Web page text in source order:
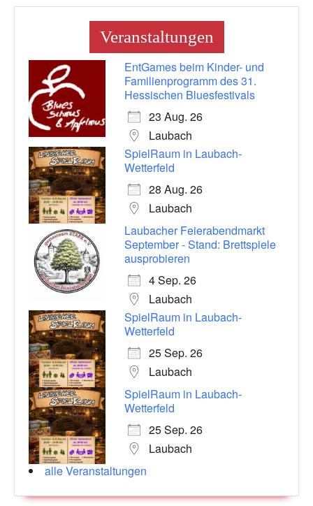
Veranstaltungen
EntGames beim Kinder- und
Familienprogramm des 31.
Hessischen Bluesfestivals
23 Aug. 26
Laubach
SpielRaum in Laubach-
Wetterfeld
28 Aug. 26
Laubach
Laubacher Feierabendmarkt
September - Stand: Brettspiele
ausprobieren
4 Sep. 26
Laubach
SpielRaum in Laubach-
Wetterfeld
25 Sep. 26
Laubach
SpielRaum in Laubach-
Wetterfeld
25 Sep. 26
Laubach
alle Veranstaltungen